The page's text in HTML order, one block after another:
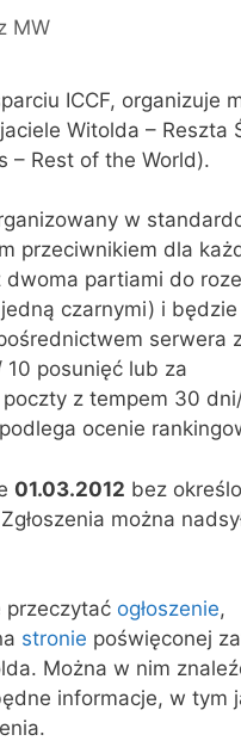
MW
ICCF, organizuje
Witolda – Reszta
– Rest of the World).
w
przeciwnikiem dla
dwoma partiami do
czarnymi) i będzie
serwera
posunięć lub za
z tempem 30
ocenie
01.03.2012 bez
można
przeczytać ogłoszenie,
stronie poświęconej
Można w nim
informacje, w tym